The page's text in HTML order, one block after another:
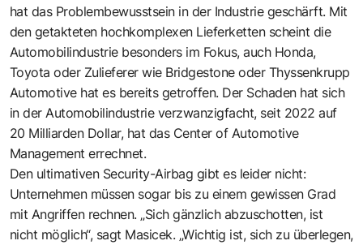
hat das Problembewusstsein in der Industrie geschärft. Mit
den getakteten hochkomplexen Lieferketten scheint die
Automobilindustrie besonders im Fokus, auch Honda,
Toyota oder Zulieferer wie Bridgestone oder Thyssenkrupp
Automotive hat es bereits getroffen. Der Schaden hat sich
in der Automobilindustrie verzwanzigfacht, seit 2022 auf
20 Milliarden Dollar, hat das Center of Automotive
Management errechnet.
Den ultimativen Security-Airbag gibt es leider nicht:
Unternehmen müssen sogar bis zu einem gewissen Grad
mit Angriffen rechnen. „Sich gänzlich abzuschotten, ist
nicht möglich“, sagt Masicek. „Wichtig ist, sich zu überlegen,